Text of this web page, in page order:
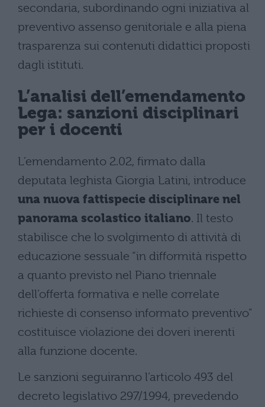
secondaria, subordinando ogni iniziativa al
preventivo assenso genitoriale e alla piena
trasparenza sui contenuti didattici proposti
dagli istituti.
L’analisi dell’emendamento
Lega: sanzioni disciplinari
per i docenti
L’emendamento 2.02, firmato dalla
deputata leghista Giorgia Latini, introduce
una nuova fattispecie disciplinare nel
panorama scolastico italiano. Il testo
stabilisce che lo svolgimento di attività di
educazione sessuale “in difformità rispetto
a quanto previsto nel Piano triennale
dell’offerta formativa e nelle correlate
richieste di consenso informato preventivo”
costituisce violazione dei doveri inerenti
alla funzione docente.
Le sanzioni seguiranno l’articolo 493 del
decreto legislativo 297/1994, prevedendo